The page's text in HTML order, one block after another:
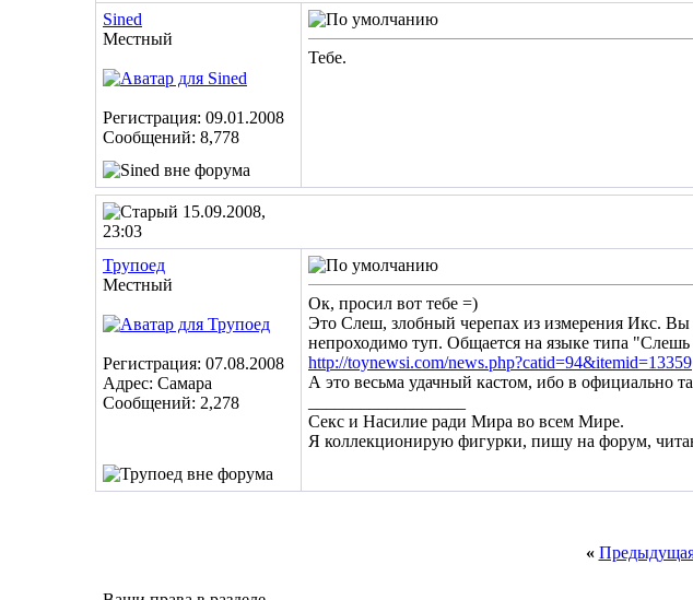
Sined
Местный
Регистрация: 09.01.2008
Сообщений: 8,778
Тебе.
15.09.2008,
23:03
Трупоед
Местный
Регистрация: 07.08.2008
Адрес: Самара
Сообщений: 2,278
Ок, просил вот тебе =)
Это Слеш, злобный черепах из измерения Икс.
непроходимо туп. Общается на языке типа
http://toynewsi.com/news.php?catid=94&itemid=13359
А это весьма удачный кастом, ибо в официально
Секс и Насилие ради Мира во всем Мире.
Я коллекционирую фигурки, пишу на форум,
«